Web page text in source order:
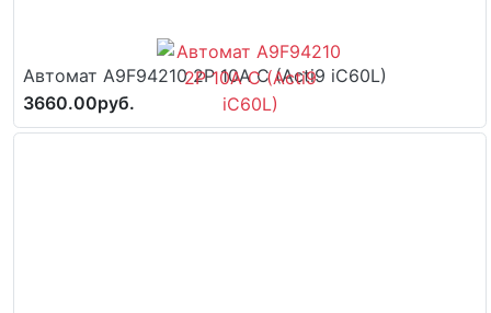
Автомат A9F94210 2P 10A C (Acti9 iC60L)
3660.00руб.